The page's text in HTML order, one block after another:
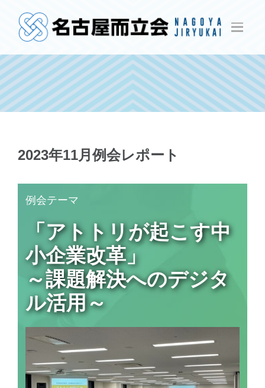
content
2023年11月例会レポート
例会テーマ
「アトトリが起こす中
小企業改革」
～課題解決へのデジタ
ル活用～